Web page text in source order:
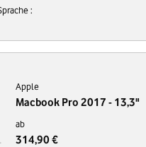
:
Apple
Macbook Pro 2017 - 13,3"
ab
314,90 €